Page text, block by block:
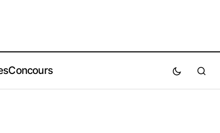
Concours